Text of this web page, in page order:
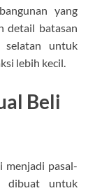
yang
detail batasan
untuk
lebih kecil.
Beli
menjadi pasal-
dibuat untuk